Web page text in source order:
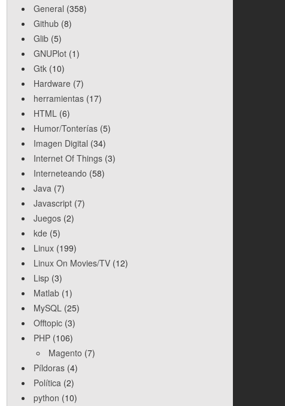
General (358)
Github (8)
Glib (5)
GNUPlot (1)
Gtk (10)
Hardware (7)
herramientas (17)
HTML (6)
Humor/Tonterías (5)
Imagen Digital (34)
Internet Of Things (3)
Interneteando (58)
Java (7)
Javascript (7)
Juegos (2)
kde (5)
Linux (199)
Linux On Movies/TV (12)
Lisp (3)
Matlab (1)
MySQL (25)
Offtopic (3)
PHP (106)
Magento (7)
Píldoras (4)
Política (2)
python (10)